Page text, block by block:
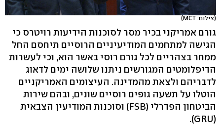
(צילום: MCT)
גורם אמריקני בכיר מסר לסוכנות הידיעות רויטרס כי
הגישה למתחמים המודיעיניים הרוסיים תיחסם החל
ממחר בצהריים לכל גורם רוסי באשר הוא, וכי לעשרות
הדיפלומטים המגורשים ניתנו שלושה ימים לדאוג
לדבריהם ולצאת מהמדינה. העיצומים האמריקניים
הוטלו על תשעה גופים רוסיים שונים, ובהם שירות
הביטחון הפדרלי (FSB) וסוכנות המודיעין הצבאית
(GRU).